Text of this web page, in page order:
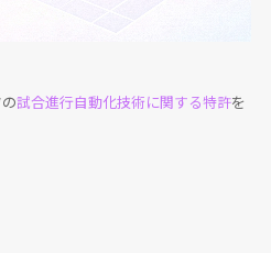
試合進行自動化技術に関する特許を